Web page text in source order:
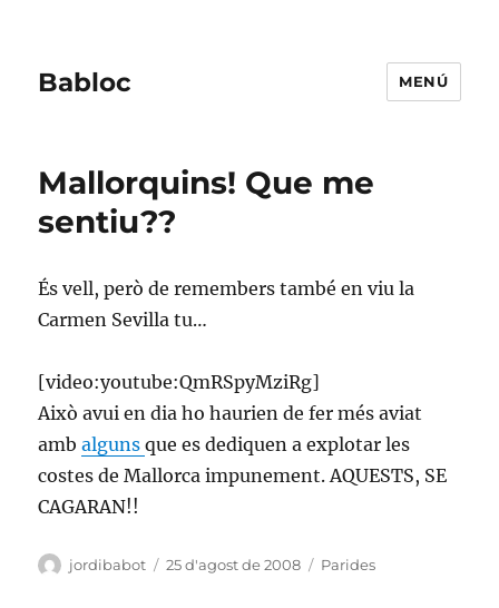
Babloc MENÚ
Mallorquins! Que me
sentiu??
És vell, però de remembers també en viu la
Carmen Sevilla tu…
[video:youtube:QmRSpyMziRg]
Això avui en dia ho haurien de fer més aviat
ambalgunsque es dediquen a explotar les
costes de Mallorca impunement. AQUESTS, SE
CAGARAN!!
Autor
jordibabot
Publicat
25 d'agost de 2008 Categories
Parides